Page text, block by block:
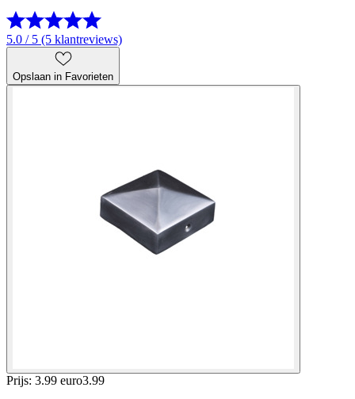
5.0 / 5 (5 klantreviews)
Opslaan in Favorieten
Prijs: 3.99 euro3.99